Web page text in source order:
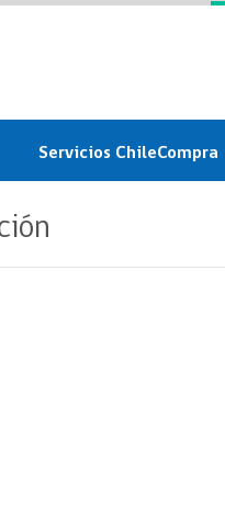
Servicios ChileCompra
ChileCompra